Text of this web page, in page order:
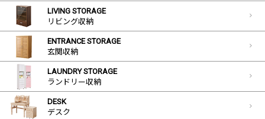
LIVING STORAGE
リビング収納
ENTRANCE STORAGE
玄関収納
LAUNDRY STORAGE
ランドリー収納
DESK
デスク